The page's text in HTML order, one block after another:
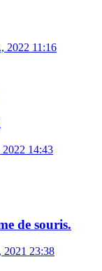
2022 11:16
2022 14:43
de souris.
2021 23:38